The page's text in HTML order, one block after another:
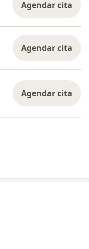
Agendar cita
Agendar cita
Agendar cita